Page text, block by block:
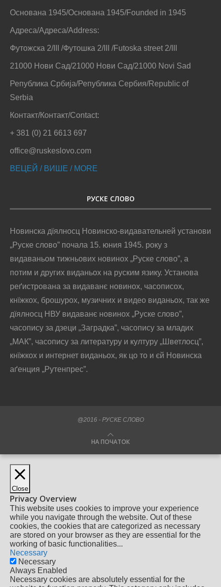
Основана 1945/Основана 1945/Founded in 1945
Адреса/Адреса/Address:
Футожска 2/III /Футошка 2/III /Futoska street 2/III
21000 Нови Сад/21000 Нови Сад/21000 Novi Sad
Република Србија/Република Сербия/Republic of
Serbia
Контакт/Контакт/Contact:
+ 381 (0) 21 6613 697
office@ruskeslovo.com
ВЕЦЕЙ / ВИШЕ / MORE
РУСКЕ СЛОВО
Новинска дїялносц Новинско-видавательней установи
„Руске слово” почала 15. юния 1945. року з
видаваньом тижньових новинох „Руске слово”, а
потим и других виданьох на руским язику. Установа
реґистрована за видаванє новинох, часописох,
кнїжкох, брошурох, музичних и видео виданьох, так же
дїялносц НВУ видаванє новинох „Руске слово”,
часопису за дзеци „Заградка”, часопису за младих
„МАК”, часопису за литературу и културу „Шветлосц”,
кнїжкох и интернет виданьох, як цо то и єй Новинска
аґенция „Рутенпрес”.
@2016 - РУСКЕ СЛОВО
НА ПОЧАТОК
Close
Privacy Overview
This website uses cookies to improve your experience
while you navigate through the website. Out of these
cookies, the cookies that are categorized as necessary
are stored on your browser as they are essential for the
working of basic functionalities...
Necessary
Necessary
Always Enabled
Necessary cookies are absolutely essential for the